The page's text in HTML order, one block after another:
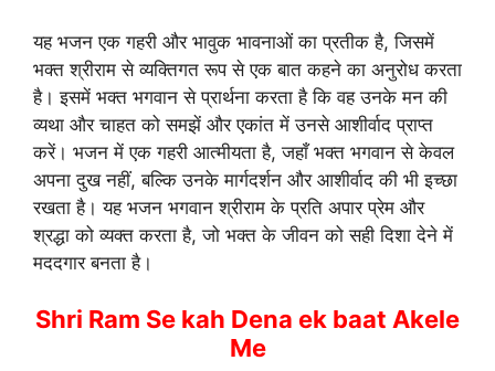
यह भजन एक गहरी और भावुक भावनाओं का प्रतीक है, जिसमें
भक्त श्रीराम से व्यक्तिगत रूप से एक बात कहने का अनुरोध करता
है। इसमें भक्त भगवान से प्रार्थना करता है कि वह उनके मन की
व्यथा और चाहत को समझें और एकांत में उनसे आशीर्वाद प्राप्त
करें। भजन में एक गहरी आत्मीयता है, जहाँ भक्त भगवान से केवल
अपना दुख नहीं, बल्कि उनके मार्गदर्शन और आशीर्वाद की भी इच्छा
रखता है। यह भजन भगवान श्रीराम के प्रति अपार प्रेम और
श्रद्धा को व्यक्त करता है, जो भक्त के जीवन को सही दिशा देने में
मददगार बनता है।
Shri Ram Se kah Dena ek baat Akele
Me